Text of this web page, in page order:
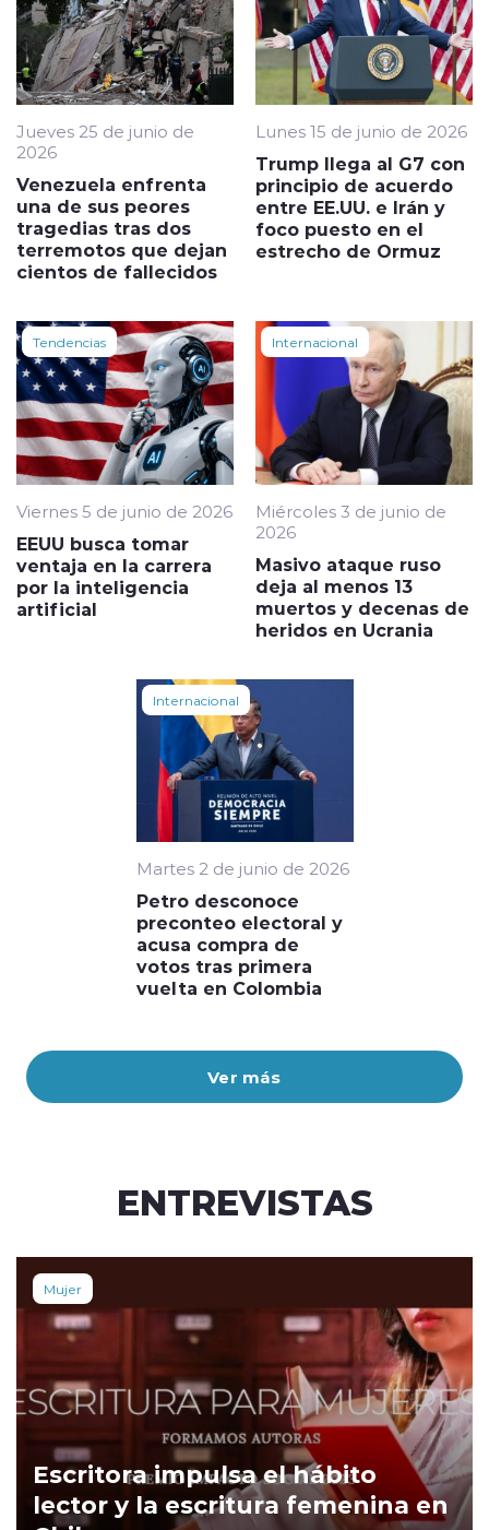
Ver más
Jueves 25 de junio de
2026
Venezuela enfrenta
una de sus peores
tragedias tras dos
terremotos que dejan
cientos de fallecidos
Lunes 15 de junio de 2026
Trump llega al G7 con
principio de acuerdo
entre EE.UU. e Irán y
foco puesto en el
estrecho de Ormuz
Tendencias
Viernes 5 de junio de 2026
EEUU busca tomar
ventaja en la carrera
por la inteligencia
artificial
Internacional
Miércoles 3 de junio de
2026
Masivo ataque ruso
deja al menos 13
muertos y decenas de
heridos en Ucrania
Internacional
Martes 2 de junio de 2026
Petro desconoce
preconteo electoral y
acusa compra de
votos tras primera
vuelta en Colombia
ENTREVISTAS
Mujer
Escritora impulsa el hábito
lector y la escritura femenina en